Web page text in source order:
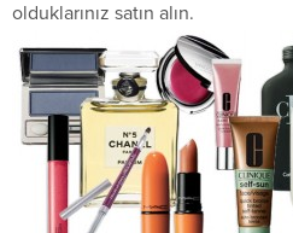
olduklarınız satın alın.